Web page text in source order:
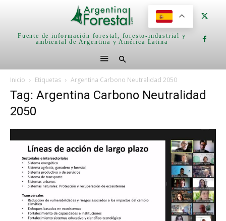
Fuente de información forestal, foresto-industrial y
ambiental de Argentina y América Latina
Inicio Etiquetas Argentina Carbono Neutralidad 2050
Tag: Argentina Carbono Neutralidad
2050